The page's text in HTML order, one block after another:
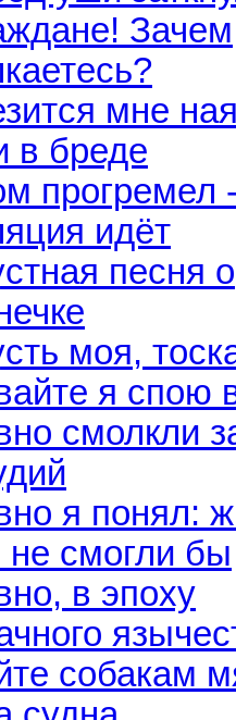
Зачем
мне
в бреде
прогремел
идёт
песня о
моя,
я спою
смолкли
я понял:
смогли бы
в эпоху
собакам